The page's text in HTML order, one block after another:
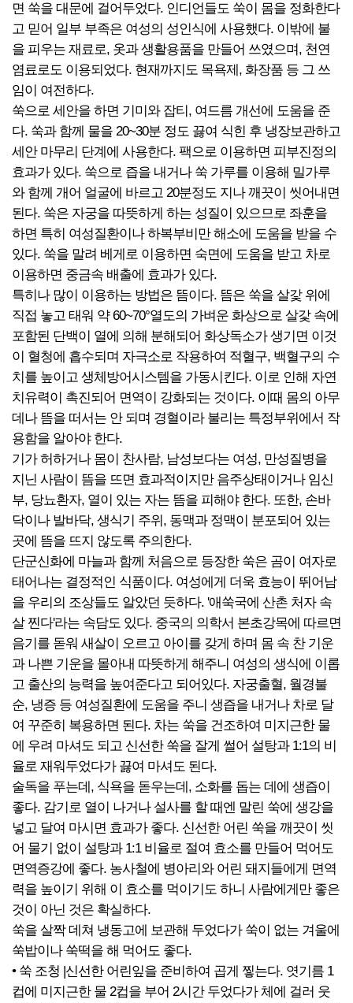
면 쑥을 대문에 걸어두었다. 인디언들도 쑥이 몸을 정화한다
고 믿어 일부 부족은 여성의 성인식에 사용했다. 이밖에 불
을 피우는 재료로, 옷과 생활용품을 만들어 쓰였으며, 천연
염료로도 이용되었다. 현재까지도 목욕제, 화장품 등 그 쓰
임이 여전하다.
쑥으로 세안을 하면 기미와 잡티, 여드름 개선에 도움을 준
다. 쑥과 함께 물을 20~30분 정도 끓여 식힌 후 냉장보관하고
세안 마무리 단계에 사용한다. 팩으로 이용하면 피부진정의
효과가 있다. 쑥으로 즙을 내거나 쑥 가루를 이용해 밀가루
와 함께 개어 얼굴에 바르고 20분정도 지나 깨끗이 씻어내면
된다. 쑥은 자궁을 따뜻하게 하는 성질이 있으므로 좌훈을
하면 특히 여성질환이나 하복부비만 해소에 도움을 받을 수
있다. 쑥을 말려 베게로 이용하면 숙면에 도움을 받고 차로
이용하면 중금속 배출에 효과가 있다.
특히나 많이 이용하는 방법은 뜸이다. 뜸은 쑥을 살갗 위에
직접 놓고 태워 약 60~70°열도의 가벼운 화상으로 살갗 속에
포함된 단백이 열에 의해 분해되어 화상독소가 생기면 이것
이 혈청에 흡수되며 자극소로 작용하여 적혈구, 백혈구의 수
치를 높이고 생체방어시스템을 가동시킨다. 이로 인해 자연
치유력이 촉진되어 면역이 강화되는 것이다. 이때 몸의 아무
데나 뜸을 떠서는 안 되며 경혈이라 불리는 특정부위에서 작
용함을 알아야 한다.
기가 허하거나 몸이 찬사람, 남성보다는 여성, 만성질병을
지닌 사람이 뜸을 뜨면 효과적이지만 음주상태이거나 임신
부, 당뇨환자, 열이 있는 자는 뜸을 피해야 한다. 또한, 손바
닥이나 발바닥, 생식기 주위, 동맥과 정맥이 분포되어 있는
곳에 뜸을 뜨지 않도록 주의한다.
단군신화에 마늘과 함께 처음으로 등장한 쑥은 곰이 여자로
태어나는 결정적인 식품이다. 여성에게 더욱 효능이 뛰어남
을 우리의 조상들도 알았던 듯하다. '애쑥국에 산촌 처자 속
살 찐다'라는 속담도 있다. 중국의 의학서 본초강목에 따르면
음기를 돋워 새살이 오르고 아이를 갖게 하며 몸 속 찬 기운
과 나쁜 기운을 몰아내 따뜻하게 해주니 여성의 생식에 이롭
고 출산의 능력을 높여준다고 되어있다. 자궁출혈, 월경불
순, 냉증 등 여성질환에 도움을 주니 생즙을 내거나 차로 달
여 꾸준히 복용하면 된다. 차는 쑥을 건조하여 미지근한 물
에 우려 마셔도 되고 신선한 쑥을 잘게 썰어 설탕과 1:1의 비
율로 재워두었다가 끓여 마셔도 된다.
술독을 푸는데, 식욕을 돋우는데, 소화를 돕는 데에 생즙이
좋다. 감기로 열이 나거나 설사를 할 때엔 말린 쑥에 생강을
넣고 달여 마시면 효과가 좋다. 신선한 어린 쑥을 깨끗이 씻
어 물기 없이 설탕과 1:1 비율로 절여 효소를 만들어 먹어도
면역증강에 좋다. 농사철에 병아리와 어린 돼지들에게 면역
력을 높이기 위해 이 효소를 먹이기도 하니 사람에게만 좋은
것이 아닌 것은 확실하다.
쑥을 살짝 데쳐 냉동고에 보관해 두었다가 쑥이 없는 겨울에
쑥밥이나 쑥떡을 해 먹어도 좋다.
• 쑥 조청 |신선한 어린잎을 준비하여 곱게 찧는다. 엿기름 1
컵에 미지근한 물 2컵을 부어 2시간 두었다가 체에 걸러 웃